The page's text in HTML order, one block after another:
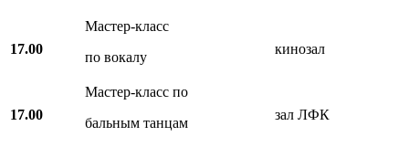
17.00
Мастер-класс
по вокалу
кинозал
17.00
Мастер-класс по
бальным танцам
зал ЛФК